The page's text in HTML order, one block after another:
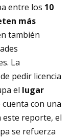
entre los 10
más
también
La
pedir licencia
el lugar
cuenta con una
este reporte, el
se refuerza